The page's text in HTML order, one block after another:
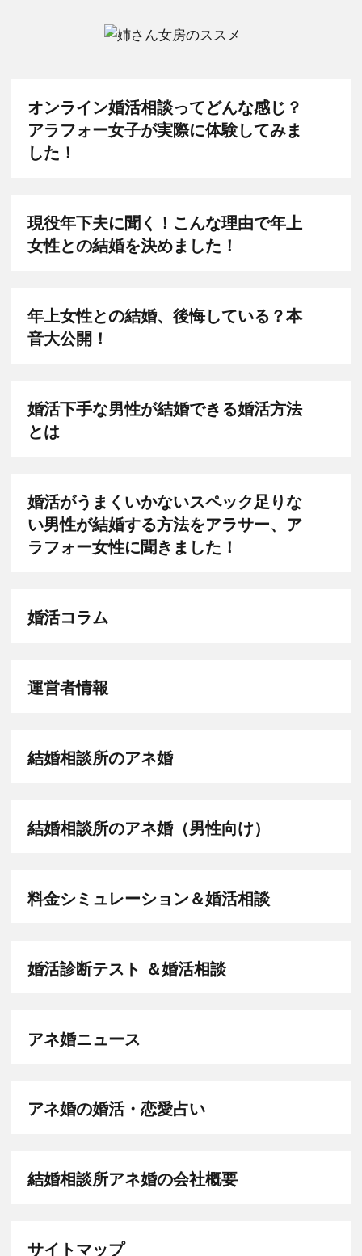
オンライン婚活相談ってどんな感じ？
アラフォー女子が実際に体験してみま
した！
現役年下夫に聞く！こんな理由で年上
女性との結婚を決めました！
年上女性との結婚、後悔している？本
音大公開！
婚活下手な男性が結婚できる婚活方法
とは
婚活がうまくいかないスペック足りな
い男性が結婚する方法をアラサー、ア
ラフォー女性に聞きました！
婚活コラム
運営者情報
結婚相談所のアネ婚
結婚相談所のアネ婚（男性向け）
料金シミュレーション＆婚活相談
婚活診断テスト ＆婚活相談
アネ婚ニュース
アネ婚の婚活・恋愛占い
結婚相談所アネ婚の会社概要
サイトマップ